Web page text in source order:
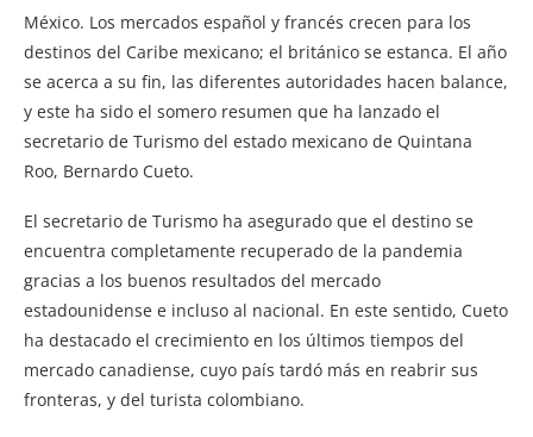
México. Los mercados español y francés crecen para los
destinos del Caribe mexicano; el británico se estanca. El año
se acerca a su fin, las diferentes autoridades hacen balance,
y este ha sido el somero resumen que ha lanzado el
secretario de Turismo del estado mexicano de Quintana
Roo, Bernardo Cueto.
El secretario de Turismo ha asegurado que el destino se
encuentra completamente recuperado de la pandemia
gracias a los buenos resultados del mercado
estadounidense e incluso al nacional. En este sentido, Cueto
ha destacado el crecimiento en los últimos tiempos del
mercado canadiense, cuyo país tardó más en reabrir sus
fronteras, y del turista colombiano.